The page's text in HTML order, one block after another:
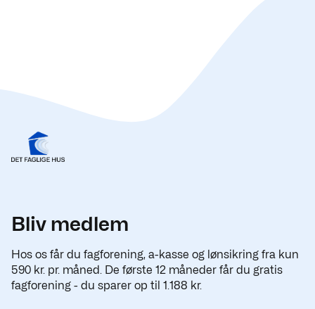
Bliv medlem
Hos os får du fagforening, a-kasse og lønsikring fra kun
590 kr. pr. måned. De første 12 måneder får du gratis
fagforening - du sparer op til 1.188 kr.